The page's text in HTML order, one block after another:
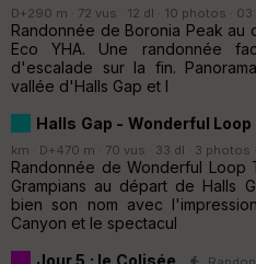
D+290 m · 72 vus · 12 dl · 10 photos ·
Randonnée de Boronia Peak au
Eco YHA. Une randonnée
d'escalade sur la fin.
vallée d'Halls Gap et l
Halls Gap - Wonderful Loop
km · D+470 m · 70 vus · 33 dl · 3 photos
Randonnée de Wonderful Loop
Grampians au départ de Halls
bien son nom avec
Canyon et le spectacul
Jour 5 : le Colisée